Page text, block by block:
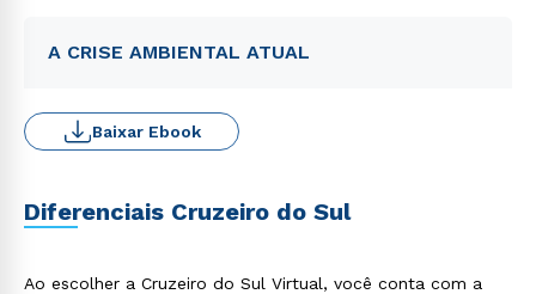
A CRISE AMBIENTAL ATUAL
Baixar Ebook
Diferenciais Cruzeiro do Sul
Ao escolher a Cruzeiro do Sul Virtual, você conta com a